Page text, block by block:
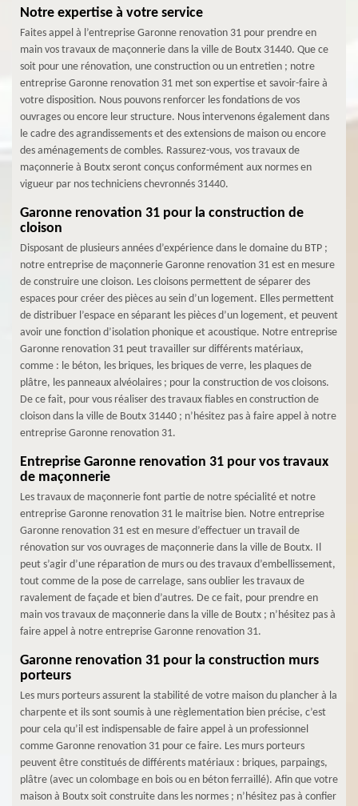
Notre expertise à votre service
Faites appel à l’entreprise Garonne renovation 31 pour prendre en
main vos travaux de maçonnerie dans la ville de Boutx 31440. Que ce
soit pour une rénovation, une construction ou un entretien ; notre
entreprise Garonne renovation 31 met son expertise et savoir-faire à
votre disposition. Nous pouvons renforcer les fondations de vos
ouvrages ou encore leur structure. Nous intervenons également dans
le cadre des agrandissements et des extensions de maison ou encore
des aménagements de combles. Rassurez-vous, vos travaux de
maçonnerie à Boutx seront conçus conformément aux normes en
vigueur par nos techniciens chevronnés 31440.
Garonne renovation 31 pour la construction de
cloison
Disposant de plusieurs années d’expérience dans le domaine du BTP ;
notre entreprise de maçonnerie Garonne renovation 31 est en mesure
de construire une cloison. Les cloisons permettent de séparer des
espaces pour créer des pièces au sein d’un logement. Elles permettent
de distribuer l’espace en séparant les pièces d’un logement, et peuvent
avoir une fonction d’isolation phonique et acoustique. Notre entreprise
Garonne renovation 31 peut travailler sur différents matériaux,
comme : le béton, les briques, les briques de verre, les plaques de
plâtre, les panneaux alvéolaires ; pour la construction de vos cloisons.
De ce fait, pour vous réaliser des travaux fiables en construction de
cloison dans la ville de Boutx 31440 ; n’hésitez pas à faire appel à notre
entreprise Garonne renovation 31.
Entreprise Garonne renovation 31 pour vos travaux
de maçonnerie
Les travaux de maçonnerie font partie de notre spécialité et notre
entreprise Garonne renovation 31 le maitrise bien. Notre entreprise
Garonne renovation 31 est en mesure d’effectuer un travail de
rénovation sur vos ouvrages de maçonnerie dans la ville de Boutx. Il
peut s’agir d’une réparation de murs ou des travaux d’embellissement,
tout comme de la pose de carrelage, sans oublier les travaux de
ravalement de façade et bien d’autres. De ce fait, pour prendre en
main vos travaux de maçonnerie dans la ville de Boutx ; n’hésitez pas à
faire appel à notre entreprise Garonne renovation 31.
Garonne renovation 31 pour la construction murs
porteurs
Les murs porteurs assurent la stabilité de votre maison du plancher à la
charpente et ils sont soumis à une règlementation bien précise, c’est
pour cela qu’il est indispensable de faire appel à un professionnel
comme Garonne renovation 31 pour ce faire. Les murs porteurs
peuvent être constitués de différents matériaux : briques, parpaings,
plâtre (avec un colombage en bois ou en béton ferraillé). Afin que votre
maison à Boutx soit construite dans les normes ; n’hésitez pas à confier